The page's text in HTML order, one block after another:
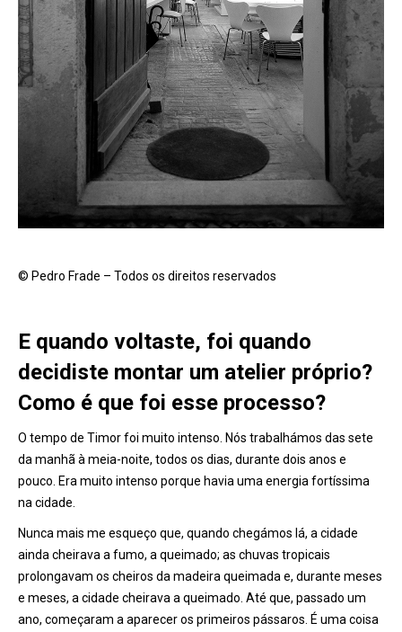
© Pedro Frade – Todos os direitos reservados
E quando voltaste, foi quando
decidiste montar um atelier próprio?
Como é que foi esse processo?
O tempo de Timor foi muito intenso. Nós trabalhámos das sete
da manhã à meia-noite, todos os dias, durante dois anos e
pouco. Era muito intenso porque havia uma energia fortíssima
na cidade.
Nunca mais me esqueço que, quando chegámos l á, a cidade
ainda cheirava a fumo, a queimado; as chuvas tropicais
prolongavam os cheiros da madeira queimada e, durante meses
e meses, a cidade cheirava a queimado. Até que, passado um
ano, começaram a aparecer os primeiros pássaros. É uma coisa